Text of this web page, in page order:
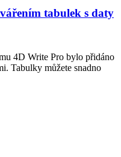
tabulek s daty
4D Write Pro bylo přidáno
Tabulky můžete snadno